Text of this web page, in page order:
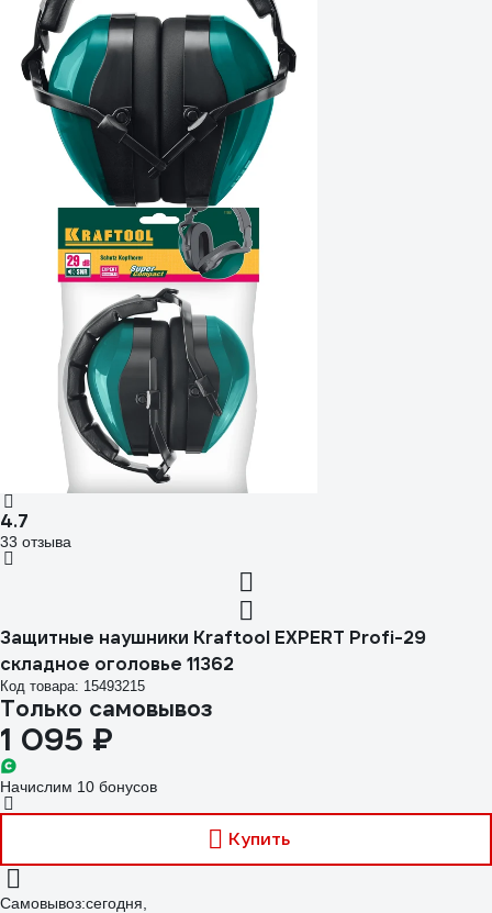
4.7
33 отзыва
Защитные наушники Kraftool EXPERT Profi-29
складное оголовье 11362
Код товара: 15493215
Только самовывоз
1 095 ₽
Начислим 10 бонусов
Купить
Самовывоз:сегодня,